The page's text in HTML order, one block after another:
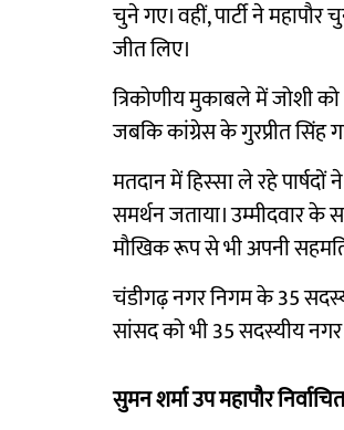
चुने गए। वहीं, पार्टी ने
जीत लिए।
त्रिकोणीय मुकाबले में जोशी
जबकि कांग्रेस के गुरप्रीत सिंह
मतदान में हिस्सा ले रहे
समर्थन जताया। उम्मीदवार के
मौखिक रूप से भी अपनी
चंडीगढ़ नगर निगम के 35
सांसद को भी 35 सदस्यीय
सुमन शर्मा उप महापौर निर्वाचित